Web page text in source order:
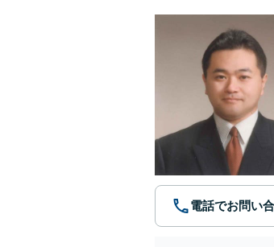
電話でお問い